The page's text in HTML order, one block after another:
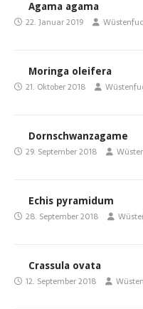
Agama agama
22. Januar 2019
Moringa oleifera
21. Oktober 2018
Dornschwanzagame
29. September 2018
Echis pyramidum
28. September 2018
Crassula ovata
12. September 2018